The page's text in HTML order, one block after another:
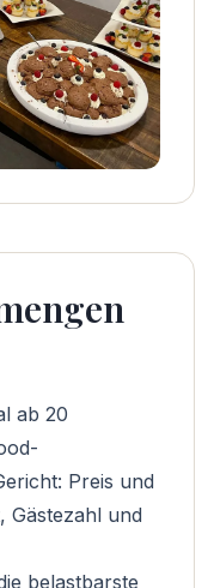
ab 20
Preis und
Gästezahl und
belastbarste